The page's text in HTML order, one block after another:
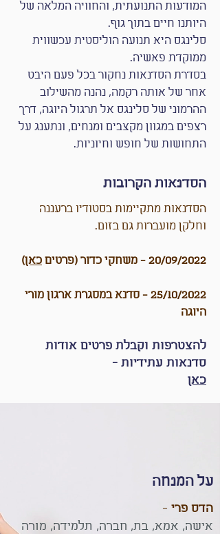
המודעות התנועתית, והחוויה המלאה של
היותנו חיים בתוך גוף.
סלינגס היא תנועה הוליסטית עכשווית
ממוקדת פאשיה.
בסדרת הסדנאות נחקור בכל פעם היבט
אחר של אותה רקמה, נהנה מהשילוב
ההרמוני של סלינגס אל תרגול היוגה, דרך
רצפים במגוון מקצבים ומנחים, ונתענג על
התחושות של חופש וחיוניות.
הסדנאות הקרובות
הסדנאות מתקיימות בסטודיו ברעננה
וחלקן מועברות גם בזום.
20/09/2022 - משחקי כדור (פרטים כאן)
25/10/2022 - סדנא במסגרת ארגון מורי
היוגה
להצטרפות וקבלת פרטים אודות
סדנאות עתידיות -
כאן
על המנחה
הדס פרי -
אישה, אמא, בת, חברה, תלמידה, מורה